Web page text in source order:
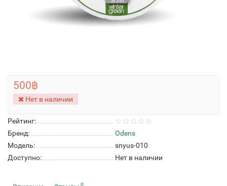
Рейтинг:
Бренд:
Odens
Модель:
snyus-010
Доступно:
Нет в наличии
500฿
Нет в наличии
0